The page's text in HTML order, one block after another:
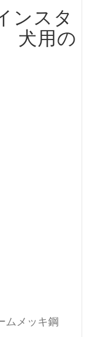
ンスタ
犬用の
ムメッキ鋼